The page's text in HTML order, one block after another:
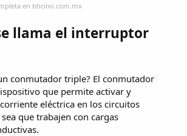
en bticino.com.mx
llama el interruptor
conmutador triple? El conmutador
que permite activar y
eléctrica en los circuitos
que trabajen con cargas